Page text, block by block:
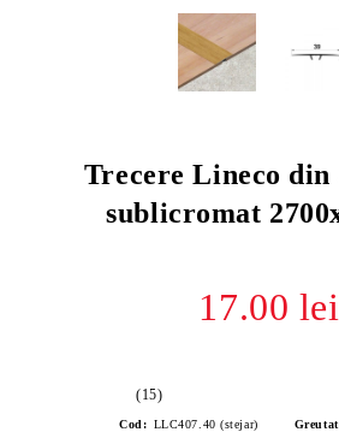
Trecere Lineco
sublicromat
17.00 lei
(15)
Cod: LLC407.40 (stejar)